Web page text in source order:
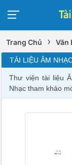
Trang Chủ › Văn
TÀI LIỆU ÂM
Thư viện tài liệu
Nhạc tham khảo